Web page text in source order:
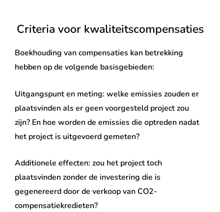
Criteria voor kwaliteitscompensaties
Boekhouding van compensaties kan betrekking
hebben op de volgende basisgebieden:
Uitgangspunt en meting: welke emissies zouden er
plaatsvinden als er geen voorgesteld project zou
zijn? En hoe worden de emissies die optreden nadat
het project is uitgevoerd gemeten?
Additionele effecten: zou het project toch
plaatsvinden zonder de investering die is
gegenereerd door de verkoop van CO2-
compensatiekredieten?